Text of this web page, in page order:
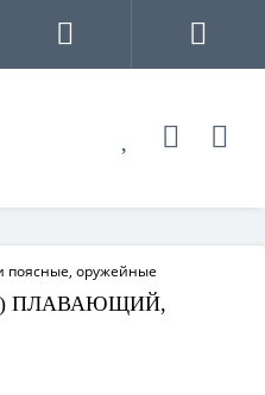
поясные, оружейные
ПЛАВАЮЩИЙ,